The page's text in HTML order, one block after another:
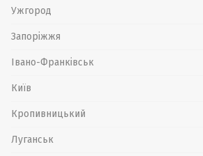
Ужгород
Запоріжжя
Івано-Франківськ
Київ
Кропивницький
Луганськ